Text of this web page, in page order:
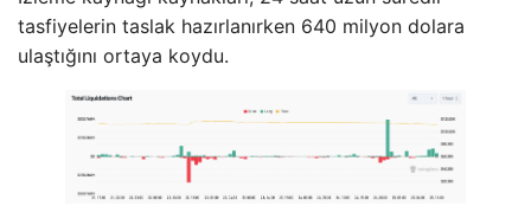
tasfiyelerin taslak hazırlanırken 640 milyon dolara
ulaştığını ortaya koydu.